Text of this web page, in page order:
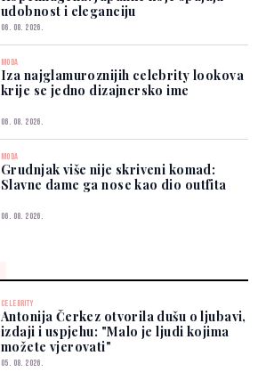
udobnost i eleganciju
06. 08. 2026.
MODA
Iza najglamuroznijih celebrity lookova
krije se jedno dizajnersko ime
06. 08. 2026.
MODA
Grudnjak više nije skriveni komad:
Slavne dame ga nose kao dio outfita
06. 08. 2026.
CELEBRITY
Antonija Čerkez otvorila dušu o ljubavi,
izdaji i uspjehu: "Malo je ljudi kojima
možete vjerovati"
05. 08. 2026.